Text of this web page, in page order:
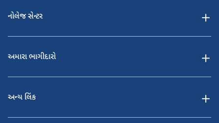
નોલેજ સેન્ટર
અમારા ભાગીદારો
અન્ય લિંક